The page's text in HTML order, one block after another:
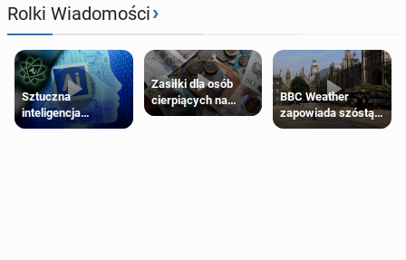
Rolki Wiadomości›
Sztuczna
inteligencja
próbowała oszukać
Zasiłki dla osób
cierpiących na
schorzenia
BBC Weather
zapowiada szóstą
falę upałów w